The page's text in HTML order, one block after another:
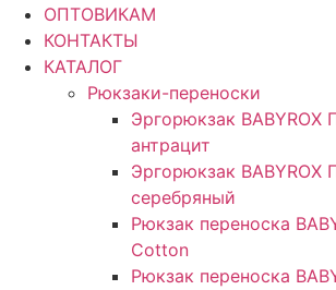
ОПТОВИКАМ
КОНТАКТЫ
КАТАЛОГ
Рюкзаки-переноски
Эргорюкзак BABYROX
антрацит
Эргорюкзак BABYROX
серебряный
Рюкзак переноска
Cotton
Рюкзак переноска